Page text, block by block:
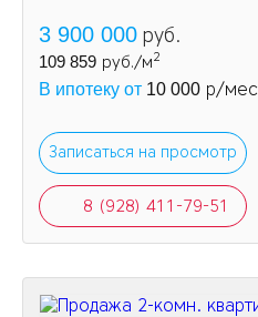
3 900 000 руб.
109 859 руб./м2
В ипотеку от 10 000 р/мес
Записаться на просмотр
8 (928) 411-79-51